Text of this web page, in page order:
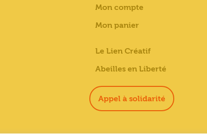
Mon compte
Mon panier
Le Lien Créatif
Abeilles en Liberté
Appel à solidarité